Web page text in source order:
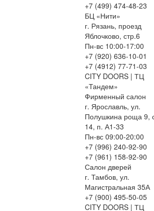
+7 (499) 474-48-23
БЦ «Нити»
г. Рязань, проезд
Яблочково, стр.6
Пн-вс 10:00-17:00
+7 (920) 636-10-01
+7 (4912) 77-71-03
CITY DOORS | ТЦ
«Тандем»
Фирменный салон
г. Ярославль, ул.
Полушкина роща 9,
14, п. А1-33
Пн-вс 09:00-20:00
+7 (996) 240-92-90
+7 (961) 158-92-90
Салон дверей
г. Тамбов, ул.
Магистральная 35А
+7 (900) 495-50-05
CITY DOORS | ТЦ